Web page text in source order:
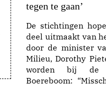
tegen te gaan’
De stichtingen
deel uitmaakt van
door de minister
Milieu, Dorothy
worden bij de
Boereboom: